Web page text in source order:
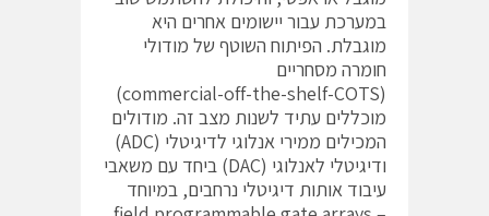
במערכת עבור יישומים אחרים היא
מוגבלת. הפיתוח השוטף של מודולי
חומרה מסחריים
(commercial-off-the-shelf-COTS)
מוכללים עתיד לשנות מצב זה. מודולים
המכילים ממירי אנלוגי לדיגיטלי (ADC)
ודיגיטלי לאנלוגי (DAC) ביחד עם משאבי
עיבוד אותות דיגיטלי נרחבים, במיוחד